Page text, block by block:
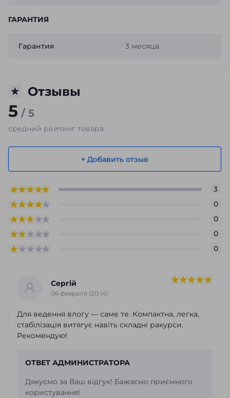
ГАРАНТИЯ
Гарантия 3 месяца
Отзывы
5 / 5
средний рейтинг товара
+ Добавить отзыв
3
0
0
0
0
Сергій
06 февраля (20:14)
Для ведення влогу — саме те. Компактна, легка,
стабілізація витягує навіть складні ракурси.
Рекомендую!
ОТВЕТ АДМИНИСТРАТОРА
Дякуємо за Ваш відгук! Бажаємо приємного
користування!